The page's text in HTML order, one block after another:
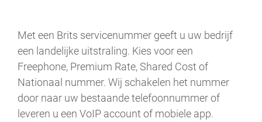
Met een Brits servicenummer geeft u uw bedrijf
een landelijke uitstraling. Kies voor een
Freephone, Premium Rate, Shared Cost of
Nationaal nummer. Wij schakelen het nummer
door naar uw bestaande telefoonnummer of
leveren u een VoIP account of mobiele app.